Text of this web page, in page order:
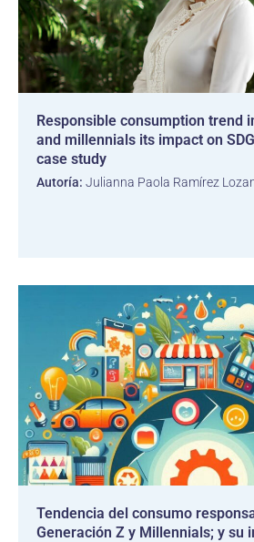
Responsible consumption trend
and millennials its impact on
case study
Autoría: Julianna Paola Ramírez
Tendencia del consumo
Generación Z y Millennials; y su